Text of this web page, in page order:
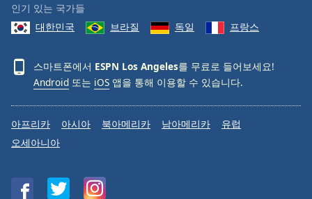
End
window.
인기 있는 국가들
대한민국
브라질 독일 프랑스
스마트폰에서 ESPN Los Angeles를 무료로 들어보세요!
Android 또는 iOS 앱을 통해 이용할 수 있습니다.
아프리카 아시아 북아메리카 남아메리카
유럽
오세아니아